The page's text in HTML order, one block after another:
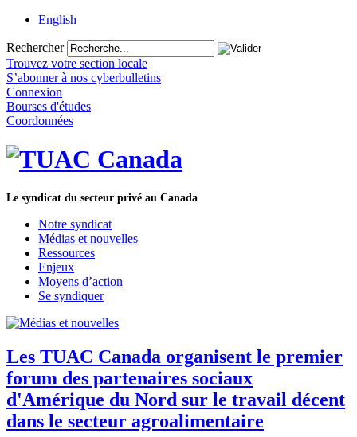
English
Rechercher
Trouvez votre section locale
S’abonner à nos cyberbulletins
Connexion
Bourses d'études
Coordonnées
Le syndicat du secteur privé au Canada
Notre syndicat
Médias et nouvelles
Ressources
Enjeux
Moyens d’action
Se syndiquer
Les TUAC Canada organisent le premier
forum des partenaires sociaux
d'Amérique du Nord sur le travail décent
dans le secteur agroalimentaire